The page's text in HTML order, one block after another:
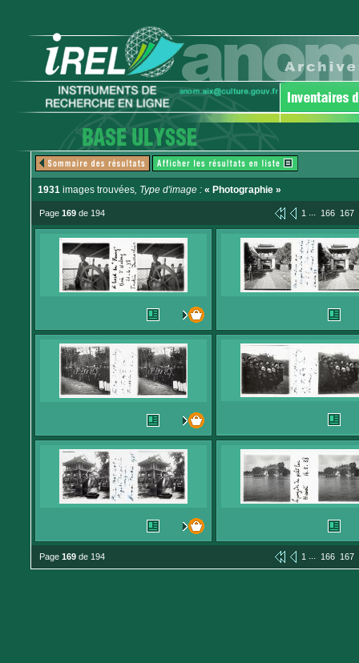
1931 images trouvées, Type d'image : « Photographie »
Page 169 de 194 1 ... 166 167
Page 169 de 194 1 ... 166 167